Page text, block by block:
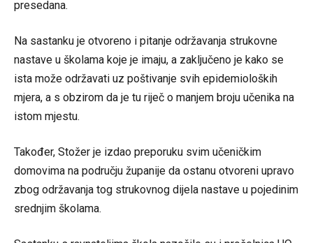
presedana.
Na sastanku je otvoreno i pitanje održavanja strukovne
nastave u školama koje je imaju, a zaključeno je kako se
ista može održavati uz poštivanje svih epidemioloških
mjera, a s obzirom da je tu riječ o manjem broju učenika na
istom mjestu.
Također, Stožer je izdao preporuku svim učeničkim
domovima na području županije da ostanu otvoreni upravo
zbog održavanja tog strukovnog dijela nastave u pojedinim
srednjim školama.